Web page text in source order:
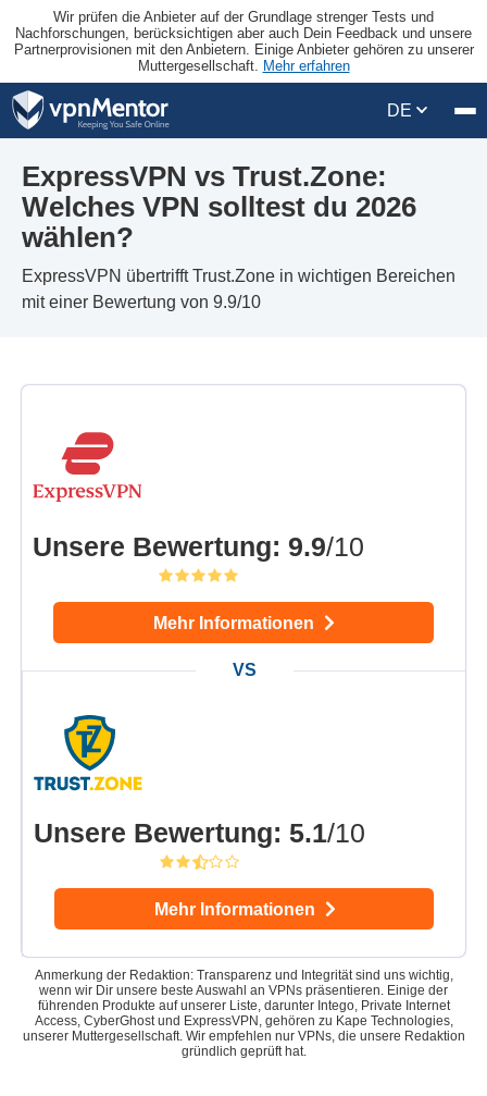
Wir prüfen die Anbieter auf der Grundlage strenger Tests und
Nachforschungen, berücksichtigen aber auch Dein Feedback und unsere
Partnerprovisionen mit den Anbietern. Einige Anbieter gehören zu unserer
Muttergesellschaft. Mehr erfahren
DE
ExpressVPN vs Trust.Zone:
Welches VPN solltest du 2026
wählen?
ExpressVPN übertrifft Trust.Zone in wichtigen Bereichen
mit einer Bewertung von 9.9/10
Unsere Bewertung: 9.9/10
Mehr Informationen
Unsere Bewertung: 5.1/10
Mehr Informationen
Anmerkung der Redaktion: Transparenz und Integrität sind uns wichtig,
wenn wir Dir unsere beste Auswahl an VPNs präsentieren. Einige der
führenden Produkte auf unserer Liste, darunter Intego, Private Internet
Access, CyberGhost und ExpressVPN, gehören zu Kape Technologies,
unserer Muttergesellschaft. Wir empfehlen nur VPNs, die unsere Redaktion
gründlich geprüft hat.